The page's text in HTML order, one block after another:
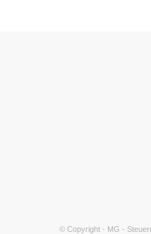
© Copyright - MG -